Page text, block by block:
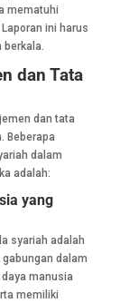
mematuhi
ini harus
berkala.
dan Tata
dan tata
Beberapa
dalam
adalah:
yang
syariah adalah
dalam
manusia
memiliki